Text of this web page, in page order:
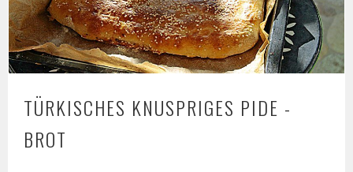
TÜRKISCHES KNUSPRIGES PIDE -
BROT